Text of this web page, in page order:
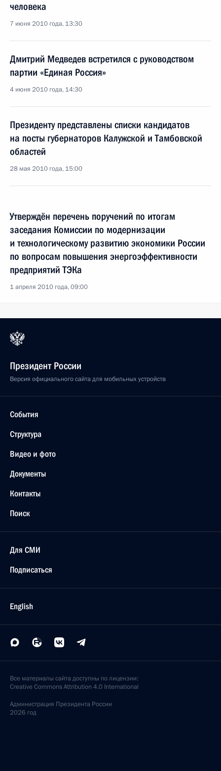
человека
7 июня 2010 года, 13:30
Дмитрий Медведев встретился с руководством
партии «Единая Россия»
4 июня 2010 года, 14:30
Президенту представлены списки кандидатов
на посты губернаторов Калужской и Тамбовской
областей
28 мая 2010 года, 15:00
Утверждён перечень поручений по итогам
заседания Комиссии по модернизации
и технологическому развитию экономики России
по вопросам повышения энергоэффективности
предприятий ТЭКа
1 апреля 2010 года, 09:00
Президент России
Версия официального сайта для мобильных устройств
События
Структура
Видео и фото
Документы
Контакты
Поиск
Для СМИ
Подписаться
English
Все материалы сайта доступны по лицензии:
Creative Commons Attribution 4.0 International
Администрация Президента России
2026 год